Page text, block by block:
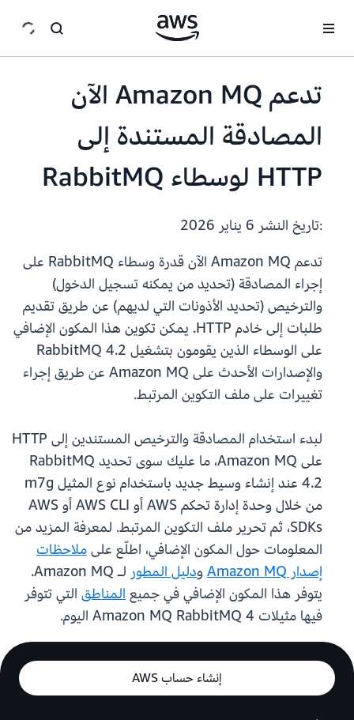
تدعم Amazon MQ الآن
المصادقة المستندة إلى
HTTP لوسطاء RabbitMQ
:تاريخ النشر
تدعم Amazon MQ الآن قدرة وسطاء RabbitMQ على
إجراء المصادقة (تحديد من يمكنه تسجيل الدخول)
والترخيص (تحديد الأذونات التي لديهم) عن طريق تقديم
طلبات إلى خادم HTTP. يمكن تكوين هذا المكون الإضافي
على الوسطاء الذين يقومون بتشغيل RabbitMQ 4.2
والإصدارات الأحدث على Amazon MQ عن طريق إجراء
تغييرات على ملف التكوين المرتبط.
لبدء استخدام المصادقة والترخيص المستندين إلى HTTP
على Amazon MQ، ما عليك سوى تحديد RabbitMQ
4.2 عند إنشاء وسيط جديد باستخدام نوع المثيل m7g
من خلال وحدة إدارة تحكم AWS أو AWS CLI أو AWS
SDKs، ثم تحرير ملف التكوين المرتبط. لمعرفة المزيد من
المعلومات حول المكون الإضافي، اطلّع علىملاحظات
إصدار Amazon MQ
ودليل المطور
لـ Amazon MQ.
يتوفر هذا المكون الإضافي في جميعالمناطق التي تتوفر
فيها مثيلات Amazon MQ RabbitMQ 4 اليوم.
إنشاء حساب AWS